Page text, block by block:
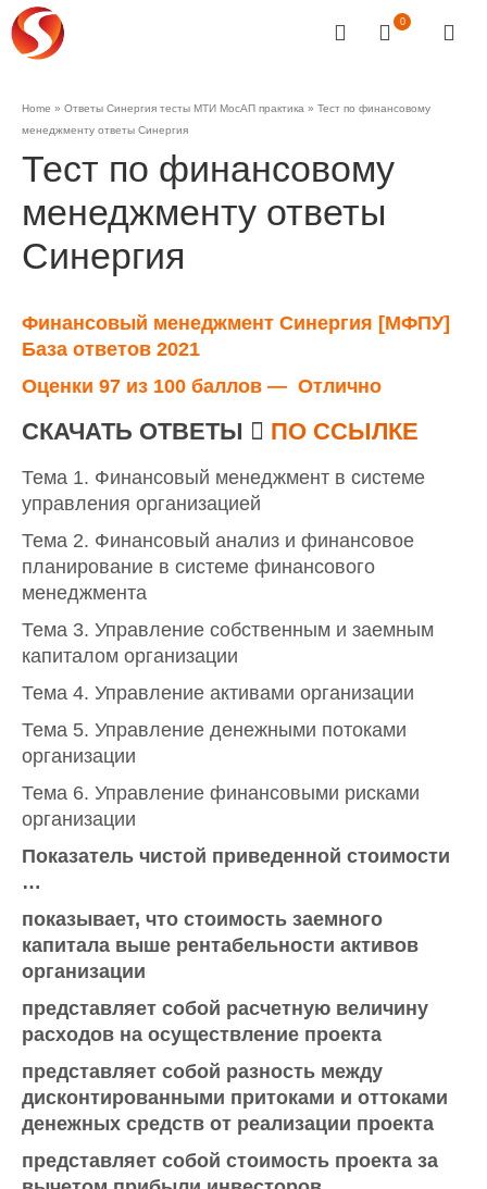
0
Home » Ответы Синергия тесты МТИ МосАП практика » Тест по финансовому
менеджменту ответы Синергия
Тест по финансовому
менеджменту ответы
Синергия
Финансовый менеджмент Синергия [МФПУ]
База ответов 2021
Оценки 97 из 100 баллов — Отлично
СКАЧАТЬ ОТВЕТЫ ПО ССЫЛКЕ
Тема 1. Финансовый менеджмент в системе
управления организацией
Тема 2. Финансовый анализ и финансовое
планирование в системе финансового
менеджмента
Тема 3. Управление собственным и заемным
капиталом организации
Тема 4. Управление активами организации
Тема 5. Управление денежными потоками
организации
Тема 6. Управление финансовыми рисками
организации
Показатель чистой приведенной стоимости
…
показывает, что стоимость заемного
капитала выше рентабельности активов
организации
представляет собой расчетную величину
расходов на осуществление проекта
представляет собой разность между
дисконтированными притоками и оттоками
денежных средств от реализации проекта
представляет собой стоимость проекта за